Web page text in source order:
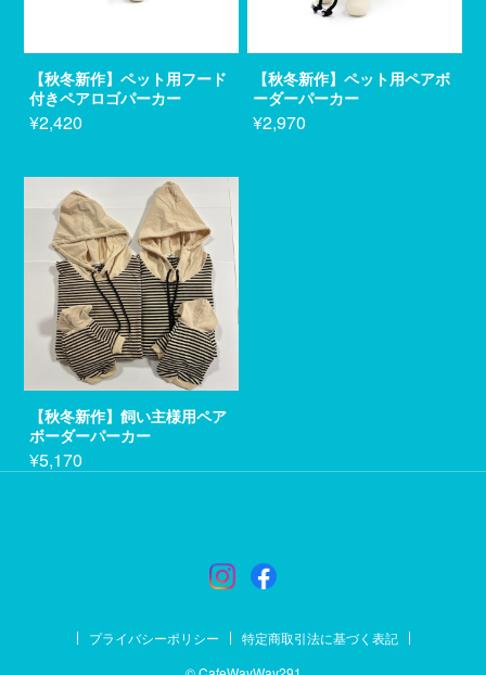
【秋冬新作】ペット用フード
付きペアロゴパーカー
¥2,420
【秋冬新作】ペット用ペアボ
ーダーパーカー
¥2,970
【秋冬新作】飼い主様用ペア
ボーダーパーカー
¥5,170
プライバシーポリシー
特定商取引法に基づく表記